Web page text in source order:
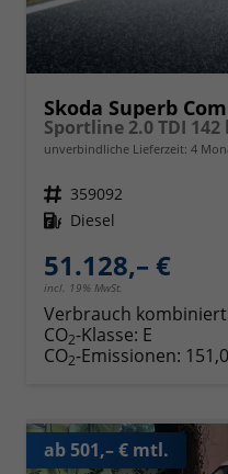
Skoda Superb
Sportline 2.0 TDI 142
unverbindliche Lieferzeit: 4
Fahrzeugnr. 359092
Kraftstoff Diesel
51.128,– €
incl. 19% MwSt.
Verbrauch
CO2-Klasse: E
CO2-Emissionen:
ab 501,– € mtl.